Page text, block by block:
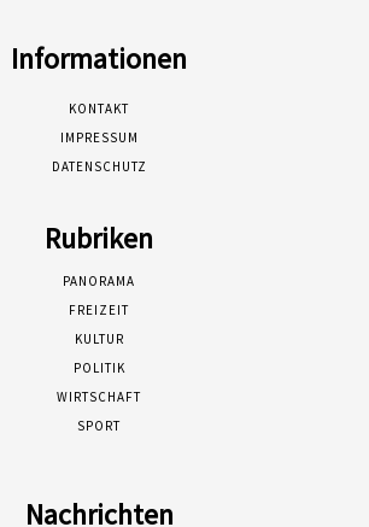
Informationen
KONTAKT
IMPRESSUM
DATENSCHUTZ
Rubriken
PANORAMA
FREIZEIT
KULTUR
POLITIK
WIRTSCHAFT
SPORT
Nachrichten